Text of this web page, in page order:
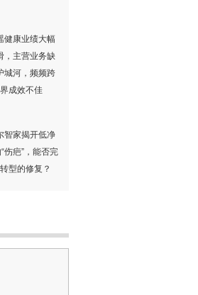
健康业绩大幅
，主营业务缺
城河，频频跨
界成效不佳
智家揭开低净
伤疤”，能否完
型的修复？